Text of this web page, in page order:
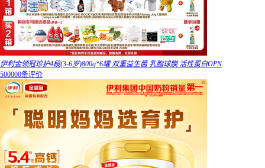
伊利金领冠珍护4段(3-6岁)800g*6罐 双重益生菌 乳脂球膜 活性蛋白OPN
500000条评价